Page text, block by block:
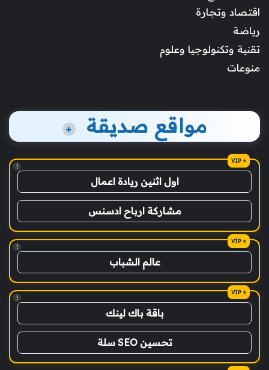
اقتصاد وتجارة
رياضة
تقنية وتكنولوجيا وعلوم
منوعات
مواقع صديقة +
!
اول اثنين ريادة اعمال
مشاركة ارباح ادسنس
!
عالم الشباب
!
باقة باك لينك
تحسين SEO سلة